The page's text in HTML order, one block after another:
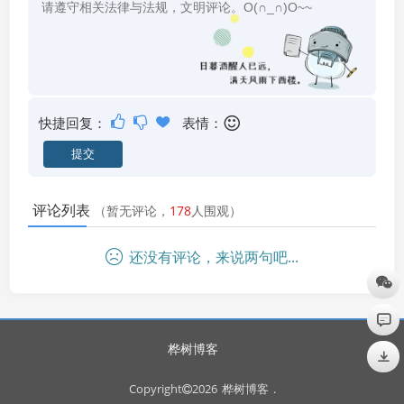
快捷回复： 表情：
评论列表 （暂无评论， 178人围观）
还没有评论，来说两句吧...
桦树博客
Copyright 2026 桦树博客 .